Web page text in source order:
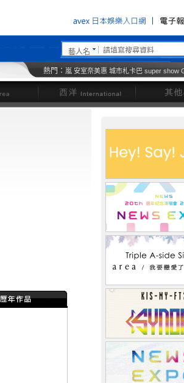
藝人名
熱門： 嵐 安室奈美惠 城市札卡巴 super show
其
歷年作品